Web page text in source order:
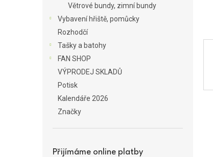
Větrové bundy, zimní bundy
Vybavení hřiště, pomůcky
Rozhodčí
Tašky a batohy
FAN SHOP
VÝPRODEJ SKLADŮ
Potisk
Kalendáře 2026
Značky
Přijímáme online platby